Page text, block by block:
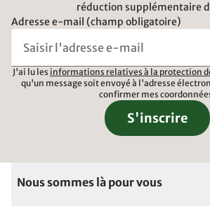
réduction supplémentaire
Adresse e-mail (champ obligatoire)
J'ai lu les informations relatives à la protection
qu'un message soit envoyé à l'adresse
confirmer mes
S'inscrire
Nous sommes là pour vous